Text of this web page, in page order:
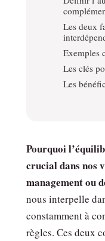
Les deux
Exemples
Les clés
Les
Pourquoi
crucial dans nos
management ou
nous interpelle
constamment à
règles. Ces deux